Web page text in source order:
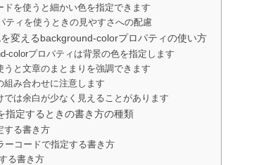
ドを使うと細かい色を指定できます
ティを使うときの見やすさへの配慮
変えるbackground-colorプロパティの使い方
colorプロパティは背景の色を指定します
うと文章のまとまりを強調できます
組み合わせに注意します
では余白が少なく見えることがあります
指定するときの書き方の種類
する書き方
ーコードで指定する書き方
る書き方